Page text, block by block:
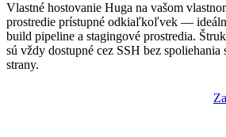
Vlastné hostovanie Huga na vašom
prostredie prístupné odkiaľkoľvek —
build pipeline a stagingové prostredia.
sú vždy dostupné cez SSH bez
strany.